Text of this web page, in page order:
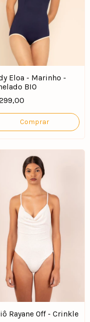
Eloa - Marinho -
BIO
Comprar
Rayane Off - Crinkle